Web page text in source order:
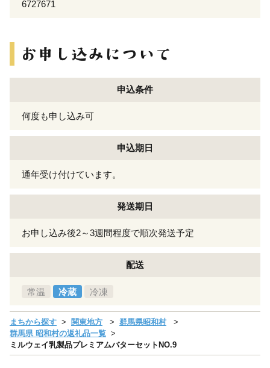
6727671
申込条件
何度も申し込み可
申込期日
通年受け付けています。
発送期日
お申し込み後2～3週間程度で順次発送予定
配送
常温 冷蔵 冷凍
まちから探す 関東地方
群馬県昭和村
群馬県 昭和村の返礼品一覧
ミルウェイ乳製品プレミアムバターセットNO.9